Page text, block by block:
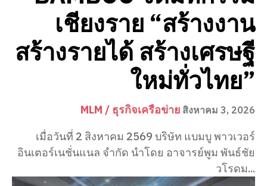
เชียงราย “สร้างงาน
สร้างรายได้ สร้างเศรษฐี
ใหม่ทั่วไทย”
MLM / ธุรกิจเครือข่าย สิงหาคม 3, 2026
เมื่อวันที่ 2 สิงหาคม 2569 บริษัท แบมบู พาวเวอร์
อินเตอร์เนชั่นแนล จำกัด นำโดย อาจารย์พูม พันธ์ชัย
วโรดม...